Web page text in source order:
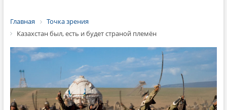
Главная
Точка зрения
Казахстан был, есть и будет страной племён